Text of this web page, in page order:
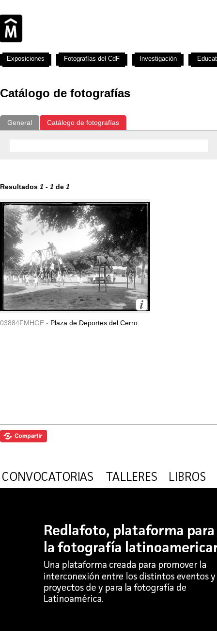
Catálogo de fotografías
General Catálogo de fotografías
Resultados 1 - 1 de 1
03884FMHGE - Plaza de Deportes del Cerro.
Exposiciones Fotografías del CdF Investigación